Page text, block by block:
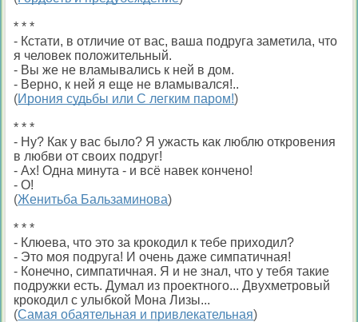
* * *
- Кстати, в отличие от вас, ваша подруга заметила, что
я человек положительный.
- Вы же не вламывались к ней в дом.
- Верно, к ней я еще не вламывался!..
(Ирония судьбы или С легким паром!)
* * *
- Ну? Как у вас было? Я ужасть как люблю откровения
в любви от своих подруг!
- Ах! Одна минута - и всё навек кончено!
- О!
(Женитьба Бальзаминова)
* * *
- Клюева, что это за крокодил к тебе приходил?
- Это моя подруга! И очень даже симпатичная!
- Конечно, симпатичная. Я и не знал, что у тебя такие
подружки есть. Думал из проектного... Двухметровый
крокодил с улыбкой Мона Лизы...
(Самая обаятельная и привлекательная)